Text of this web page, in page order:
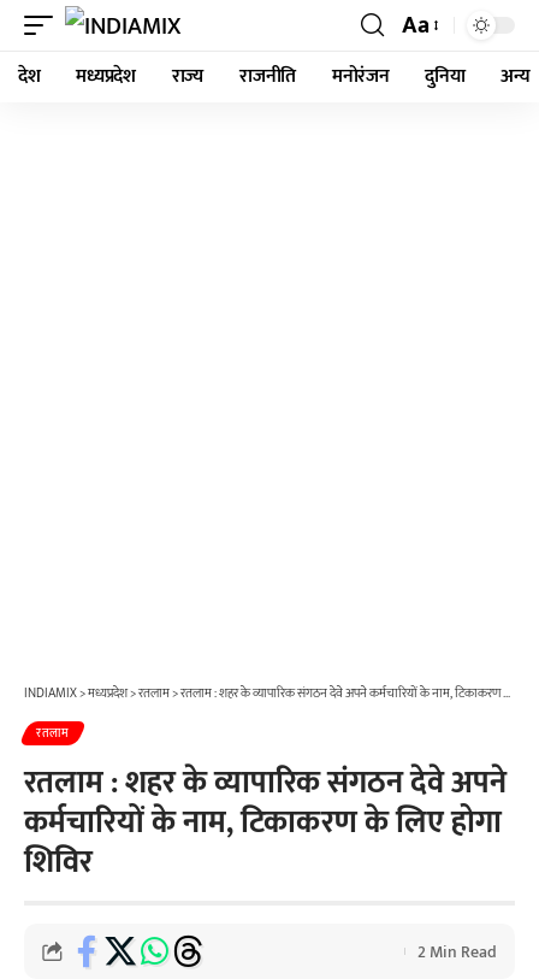
Aa
देश मध्यप्रदेश राज्य राजनीति मनोरंजन दुनिया अन्य
INDIAMIX>मध्यप्रदेश>रतलाम>रतलाम : शहर के व्यापारिक संगठन देवे अपने कर्मचारियों के नाम, टिकाकरण के लिए होगा शिविर
रतलाम
रतलाम : शहर के व्यापारिक संगठन देवे अपने
कर्मचारियों के नाम, टिकाकरण के लिए होगा
शिविर
2 Min Read